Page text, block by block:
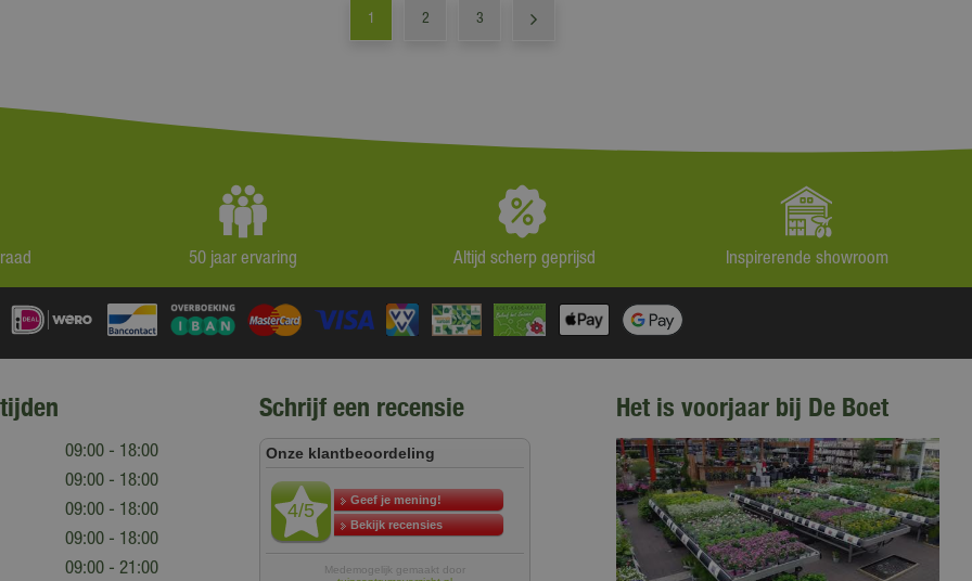
1 2 3
50 jaar ervaring Altijd scherp geprijsd Inspirerende showroom
09:00 - 18:00
09:00 - 18:00
09:00 - 18:00
09:00 - 18:00
09:00 - 21:00
Het is voorjaar bij De Boet
Schrijf een recensie